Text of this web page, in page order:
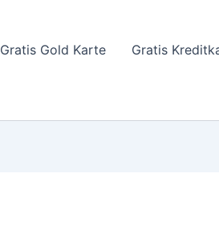
Gratis Gold Karte
Gratis